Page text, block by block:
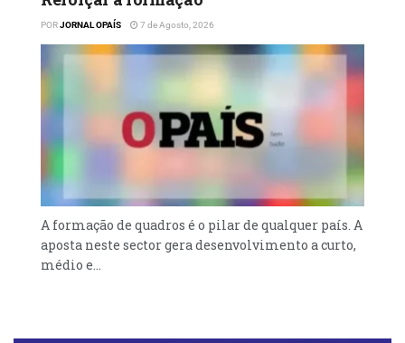
PORJORNAL OPAÍS 7 de Agosto, 2026
A formação de quadros é o pilar de qualquer país. A
aposta neste sector gera desenvolvimento a curto,
médio e...